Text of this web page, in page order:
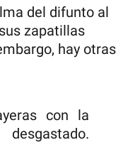
del difunto al
zapatillas
hay otras
con la